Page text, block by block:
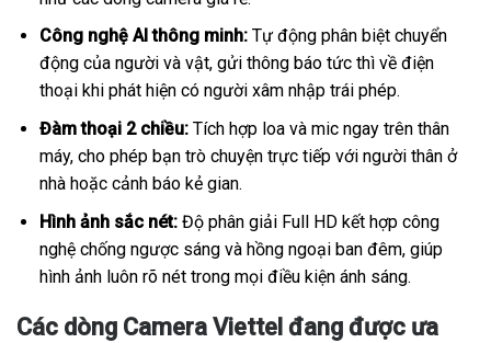
Công nghệ AI thông minh:Tự động phân biệt chuyển
động của người và vật, gửi thông báo tức thì về điện
thoại khi phát hiện có người xâm nhập trái phép.
Đàm thoại 2 chiều:Tích hợp loa và mic ngay trên thân
máy, cho phép bạn trò chuyện trực tiếp với người thân ở
nhà hoặc cảnh báo kẻ gian.
Hình ảnh sắc nét:Độ phân giải Full HD kết hợp công
nghệ chống ngược sáng và hồng ngoại ban đêm, giúp
hình ảnh luôn rõ nét trong mọi điều kiện ánh sáng.
Các dòng Camera Viettel đang được ưa